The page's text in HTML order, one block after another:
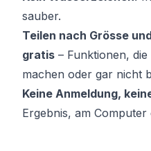
sauber.
Teilen nach Grösse
gratis – Funktionen,
machen oder gar nicht
Keine Anmeldung,
Ergebnis, am Computer